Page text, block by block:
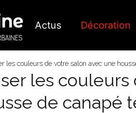
Actus Décoration
les couleurs de votre salon avec une
les couleurs
de canapé